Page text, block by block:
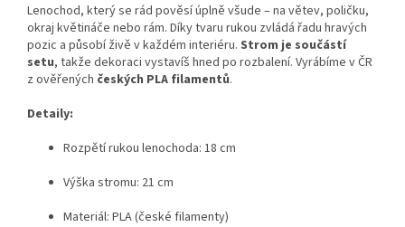
Lenochod, který se rád pověsí úplně všude – na větev, poličku,
okraj květináče nebo rám. Díky tvaru rukou zvládá řadu hravých
pozic a působí živě v každém interiéru. Strom je součástí
setu, takže dekoraci vystavíš hned po rozbalení. Vyrábíme v ČR
z ověřených českých PLA filamentů.
Detaily:
Rozpětí rukou lenochoda: 18 cm
Výška stromu: 21 cm
Materiál: PLA (české filamenty)